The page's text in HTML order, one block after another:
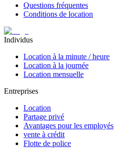
Questions fréquentes
Conditions de location
Individus
Location à la minute / heure
Location à la journée
Location mensuelle
Entreprises
Location
Partage privé
Avantages pour les employés
vente à crédit
Flotte de police